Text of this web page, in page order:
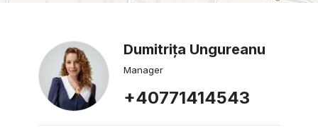
Dumitrița Ungureanu
Manager
+40771414543